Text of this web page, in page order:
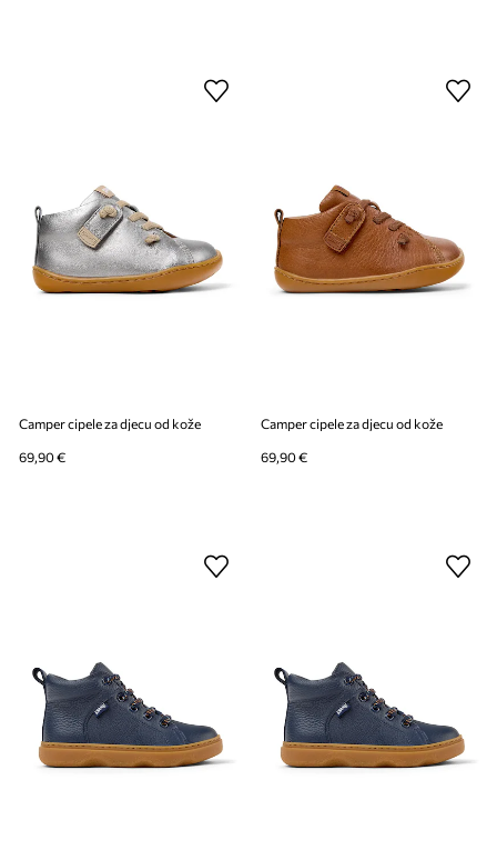
Camper cipele za djecu od kože
69,90 €
Camper cipele za djecu od kože
69,90 €